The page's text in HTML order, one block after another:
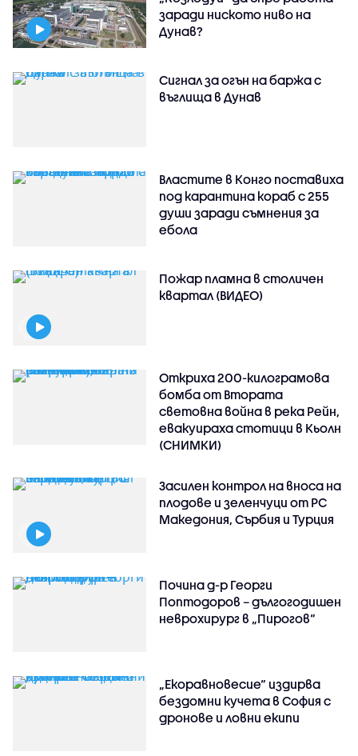
заради ниското ниво на
Дунав?
Сигнал за огън на баржа с
въглища в Дунав
Властите в Конго поставиха
под карантина кораб с 255
души заради съмнения за
ебола
Пожар пламна в столичен
квартал (ВИДЕО)
Откриха 200-килограмова
бомба от Втората
световна война в река Рейн,
евакуираха стотици в Кьолн
(СНИМКИ)
Засилен контрол на вноса на
плодове и зеленчуци от РС
Македония, Сърбия и Турция
Почина д-р Георги
Поптодоров – дългогодишен
неврохирург в „Пирогов“
„Екоравновесие“ издирва
бездомни кучета в София с
дронове и ловни екипи